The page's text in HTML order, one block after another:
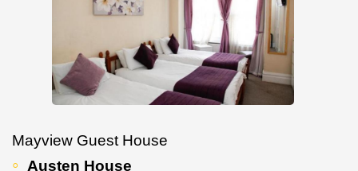
Mayview Guest House
Austen House